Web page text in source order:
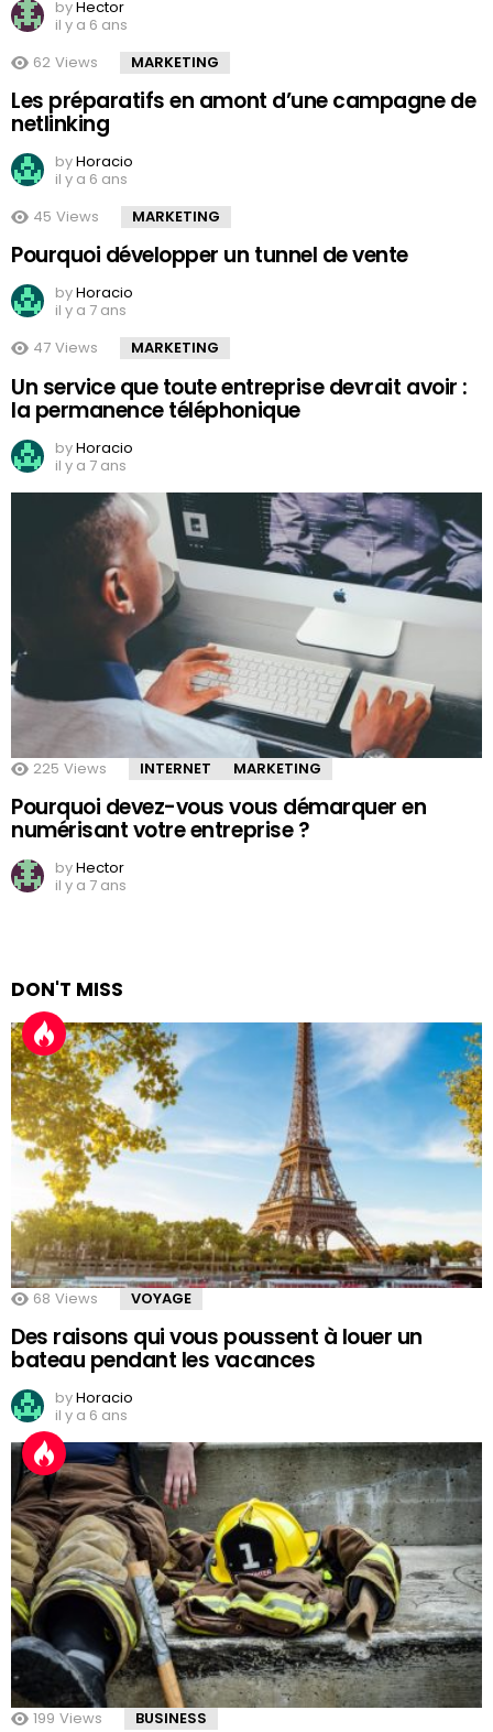
byHector
il y a 6 ans
62 Views MARKETING
Les préparatifs en amont d’une campagne de
netlinking
byHoracio
il y a 6 ans
45 Views MARKETING
Pourquoi développer un tunnel de vente
byHoracio
il y a 7 ans
47 Views MARKETING
Un service que toute entreprise devrait avoir :
la permanence téléphonique
byHoracio
il y a 7 ans
225 Views INTERNET MARKETING
Pourquoi devez-vous vous démarquer en
numérisant votre entreprise ?
byHector
il y a 7 ans
DON'T MISS
68 Views VOYAGE
Des raisons qui vous poussent à louer un
bateau pendant les vacances
byHoracio
il y a 6 ans
199 Views BUSINESS